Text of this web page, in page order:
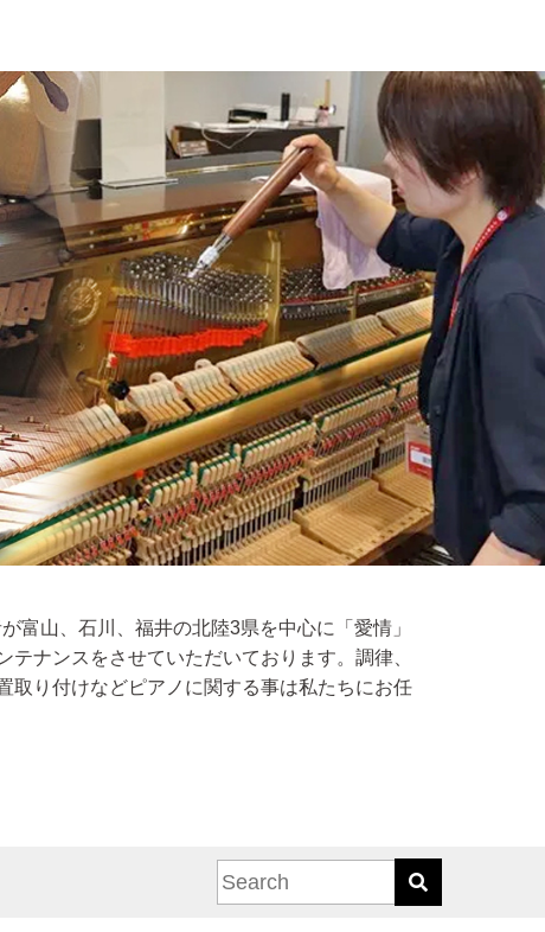
富山、石川、福井の北陸3県を中心に「愛情」
テナンスをさせていただいております。調律、
取り付けなどピアノに関する事は私たちにお任